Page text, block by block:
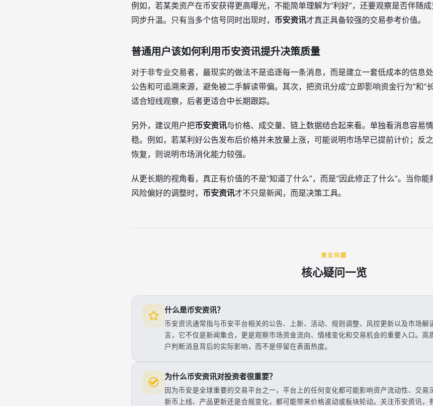
例如，若某类资产在币安获得更高曝光，不能简单理解为“利好”，还要观察是否伴随
同步升温。只有当多个信号同时出现时， 币安资讯才真正具备较强的交易参考价值。
普通用户该如何利用币安资讯提升决策质量
对于非专业交易者，最现实的做法不是追逐每一条消息，而是建立一套低成本的信息
公告和可追溯来源，避免被二手解读带偏。其次，把资讯分成“立即影响资金行为”和“
适合短线观察，后者更适合中长期跟踪。
另外，建议用户把币安资讯与价格、成交量、链上数据结合起来看。单独看消息容易
稳。例如，若某利好公告发布后价格并未放量上涨，可能说明市场早已提前计价；反
恢复，则说明市场消化能力较强。
从更长期的视角看，真正有价值的不是“知道了什么”，而是“因此修正了什么”。当你
风险偏好的调整时， 币安资讯才不只是新闻，而是决策工具。
常见问题
核心疑问一览
什么是币安资讯？
币安资讯通常指与币安平台相关的公告、上新、活动、规则调整、风控更新以及市场解
言，它不仅是新闻集合，更是观察市场资金流向、情绪变化和交易机会的重要入口。高
户判断消息背后的实际影响，而不是停留在表面热度。
为什么币安资讯对投资者很重要？
因为币安是全球重要的交易平台之一，平台上的任何变化都可能影响资产流动性、交易
新币上线、产品更新还是合规变化，都可能带来价格波动或板块轮动。关注币安资讯，